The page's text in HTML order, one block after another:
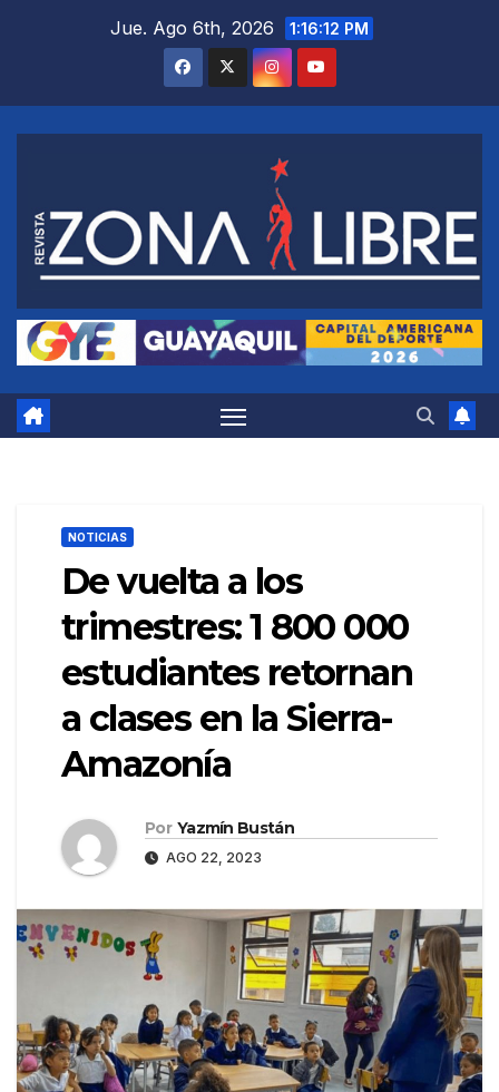
Jue. Ago 6th, 2026 1:16:12 PM
NOTICIAS
De vuelta a los
trimestres: 1 800 000
estudiantes retornan
a clases en la Sierra-
Amazonía
Por Yazmín Bustán
AGO 22, 2023